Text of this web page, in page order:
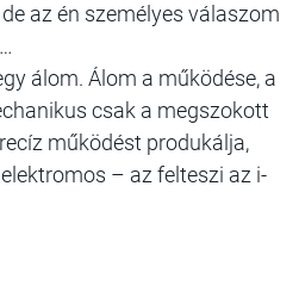
az én személyes válaszom
álom. Álom a működése, a
csak a megszokott
működést produkálja,
– az felteszi az i-